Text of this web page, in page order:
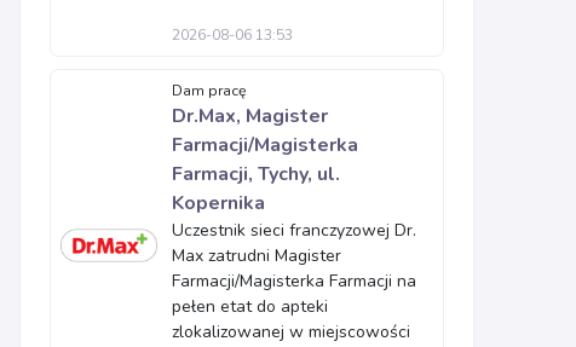
2026-08-06 13:53
Dam pracę
Dr.Max, Magister
Farmacji/Magisterka
Farmacji, Tychy, ul.
Kopernika
Uczestnik sieci franczyzowej Dr.
Max zatrudni Magister
Farmacji/Magisterka Farmacji na
pełen etat do apteki
zlokalizowanej w miejscowości